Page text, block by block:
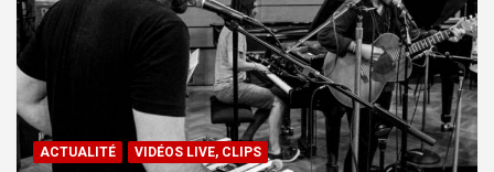
ACTUALITÉ VIDÉOS LIVE, CLIPS